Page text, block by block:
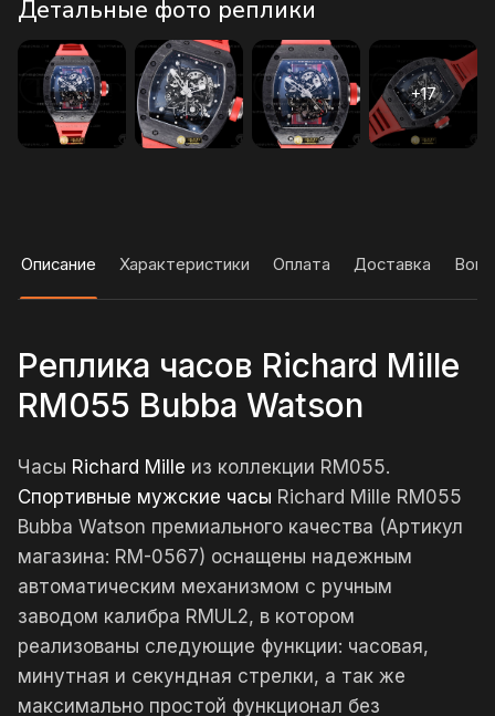
Детальные фото реплики
Описание Характеристики Оплата Доставка
Реплика часов Richard Mille
RM055 Bubba Watson
Часы Richard Mille из коллекции RM055.
Спортивные мужские часы Richard Mille RM055
Bubba Watson премиального качества (Артикул
магазина: RM-0567) оснащены надежным
автоматическим механизмом с ручным
заводом калибра RMUL2, в котором
реализованы следующие функции: часовая,
минутная и секундная стрелки, а так же
максимально простой функционал без